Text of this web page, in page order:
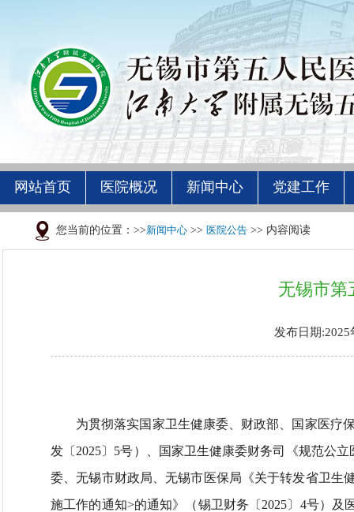
网站首页 医院概况 新闻中心 党建工作
您当前的位置：>>新闻中心 >> 医院公告 >> 内容阅读
无锡市第
发布日期:2025
为贯彻落实国家卫生健康委、财政部、国家医疗
发〔2025〕5号）、国家卫生健康委财务司《规范公
委、无锡市财政局、无锡市医保局《关于转发省卫生
施工作的通知>的通知》（锡卫财务〔2025〕4号）